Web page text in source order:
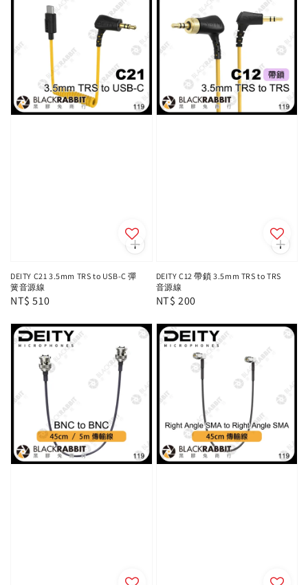
DEITY C21 3.5mm TRS to USB-C 彈
簧音源線
Regular
NT$ 510
DEITY C12 帶鎖 3.5mm TRS to TRS
音源線
Regular
NT$ 200